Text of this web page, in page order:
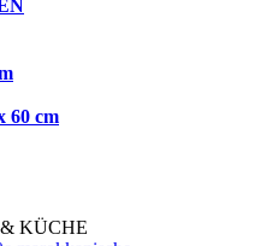
60 cm
KÜCHE